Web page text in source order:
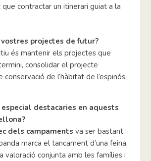
que contractar un itinerari guiat a la
projectes de futur?
és mantenir els projectes que
consolidar el projecte
conservació de l’hàbitat de l’espinós.
destacaries en aquests
dels campaments va ser bastant
marca el tancament d’una feina,
valoració conjunta amb les famílies i